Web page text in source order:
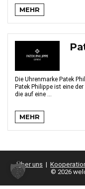
MEHR
Die Uhrenmarke Patek
Patek Philippe ist eine
die auf eine ...
MEHR
Über uns |
© 2026